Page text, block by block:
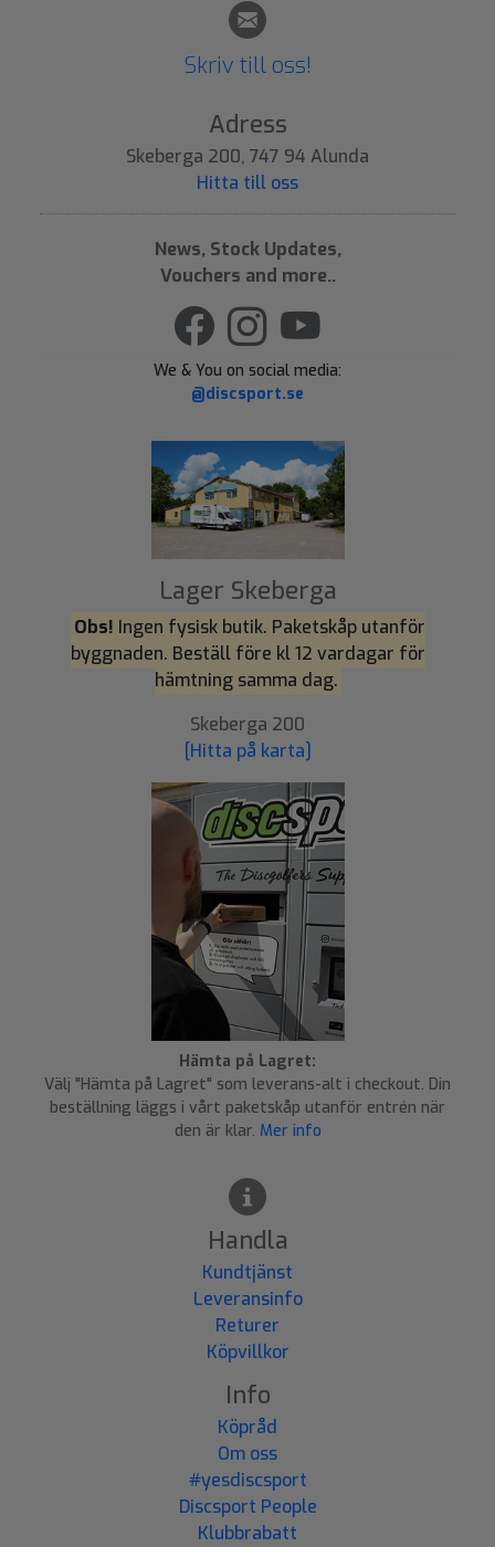
Skriv till oss!
Adress
Skeberga 200, 747 94 Alunda
Hitta till oss
News, Stock Updates,
Vouchers and more..
We & You on social media:
@discsport.se
Lager Skeberga
Obs! Ingen fysisk butik. Paketskåp utanför
byggnaden. Beställ före kl 12 vardagar för
hämtning samma dag.
Skeberga 200
[Hitta på karta]
Hämta på Lagret:
Välj "Hämta på Lagret" som leverans-alt i checkout. Din
beställning läggs i vårt paketskåp utanför entrén när
den är klar. Mer info
Handla
Kundtjänst
Leveransinfo
Returer
Köpvillkor
Info
Köpråd
Om oss
#yesdiscsport
Discsport People
Klubbrabatt